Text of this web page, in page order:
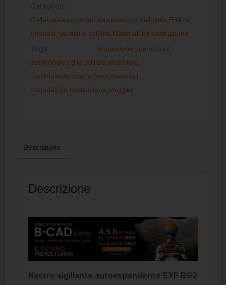
Collante-rasante per calcestruzzo cellulare Edilizia
Intonaci, vernici e collanti Materiali da costruzione
costruzione costruzioni
ecofriendly edile edilizia materiale
materiale da costruzione materiali
materiali da costruzione torggler
Descrizione
Descrizione
Nastro sigillante autoespandente EXP BG2